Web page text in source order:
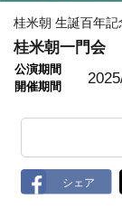
桂米朝 生誕百年記
桂米朝一門会
公演期間
開催期間